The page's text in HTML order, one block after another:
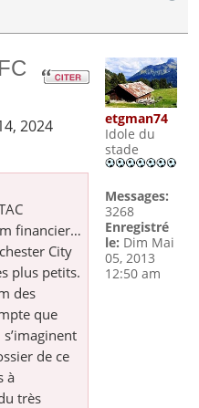
2024
financier…
City
plus petits.
des
que
de ce
à
très
etgman74
Idole du
stade
Messages:
3268
Enregistré
le: Dim Mai
05, 2013
12:50 am